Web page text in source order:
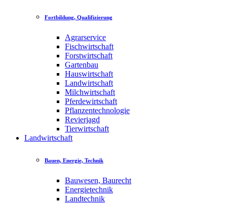
Fortbildung, Qualifizierung
Agrarservice
Fischwirtschaft
Forstwirtschaft
Gartenbau
Hauswirtschaft
Landwirtschaft
Milchwirtschaft
Pferdewirtschaft
Pflanzentechnologie
Revierjagd
Tierwirtschaft
Landwirtschaft
Bauen, Energie, Technik
Bauwesen, Baurecht
Energietechnik
Landtechnik